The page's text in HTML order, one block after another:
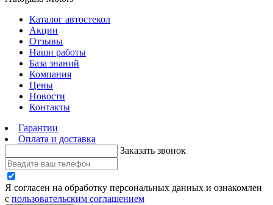
Каталог автостекол
Акции
Отзывы
Наши работы
База знаний
Компания
Цены
Новости
Контакты
Гарантии
Оплата и доставка
Заказать звонок
Я согласен на обработку персональных данных и ознакомлен
с пользовательским соглашением